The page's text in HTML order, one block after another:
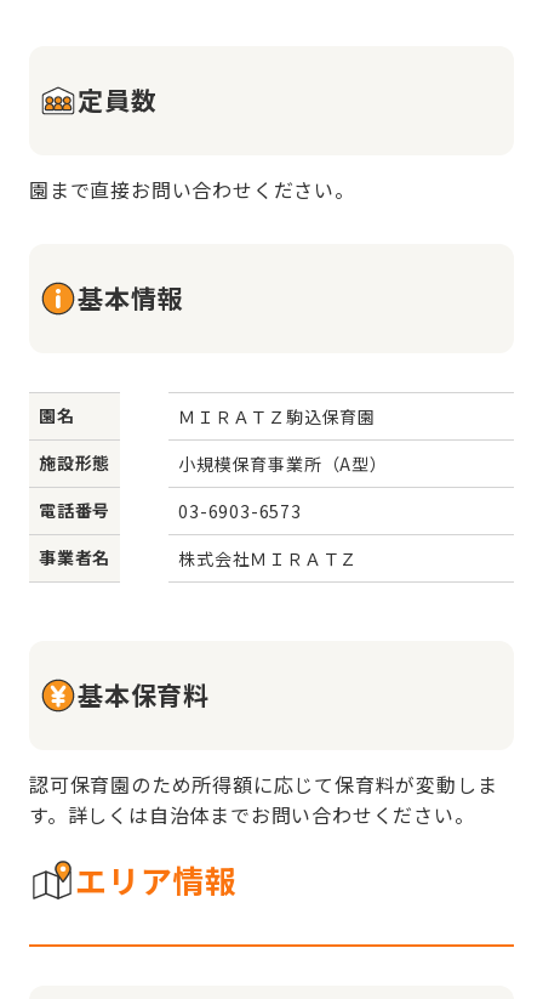
定員数
園まで直接お問い合わせください。
基本情報
園名
ＭＩＲＡＴＺ駒込保育園
施設形態
小規模保育事業所（A型）
電話番号
03-6903-6573
事業者名
株式会社ＭＩＲＡＴＺ
基本保育料
認可保育園のため所得額に応じて保育料が変動しま
す。詳しくは自治体までお問い合わせください。
エリア情報